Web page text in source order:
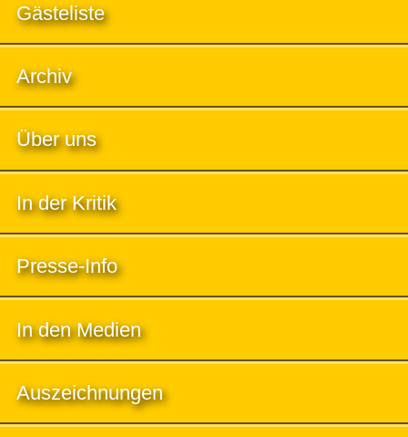
Gästeliste
Archiv
Über uns
In der Kritik
Presse-Info
In den Medien
Auszeichnungen